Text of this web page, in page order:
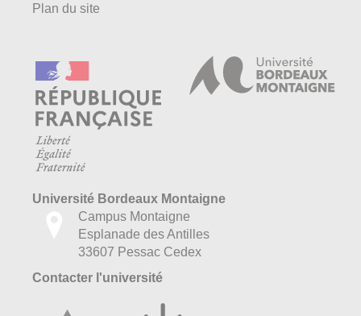
Plan du site
Université Bordeaux Montaigne
Campus Montaigne
Esplanade des Antilles
33607 Pessac Cedex
Contacter l'université